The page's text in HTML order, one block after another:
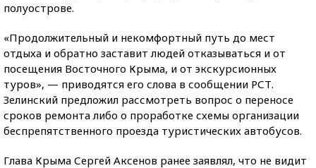
полуострове.
«Продолжительный и некомфортный путь до мест
отдыха и обратно заставит людей отказываться и от
посещения Восточного Крыма, и от экскурсионных
туров», — приводятся его слова в сообщении РСТ.
Зелинский предложил рассмотреть вопрос о переносе
сроков ремонта либо о проработке схемы организации
беспрепятственного проезда туристических автобусов.
Глава Крыма Сергей Аксенов ранее заявлял, что не видит